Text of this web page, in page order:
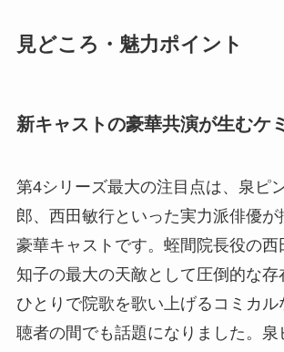
見どころ・魅力ポイント
新キャストの豪華共演が生むケ
第4シリーズ最大の注目点は、泉ピ
郎、西田敏行といった実力派俳優が
豪華キャストです。蛭間院長役の西
知子の最大の天敵として圧倒的な存
ひとりで院歌を歌い上げるコミカル
聴者の間でも話題になりました。泉